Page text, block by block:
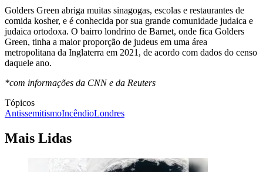
Golders Green abriga muitas sinagogas, escolas e restaurantes de
comida kosher, e é conhecida por sua grande comunidade judaica e
judaica ortodoxa. O bairro londrino de Barnet, onde fica Golders
Green, tinha a maior proporção de judeus em uma área
metropolitana da Inglaterra em 2021, de acordo com dados do censo
daquele ano.
*com informações da CNN e da Reuters
Tópicos
AntissemitismoIncêndioLondres
Mais Lidas